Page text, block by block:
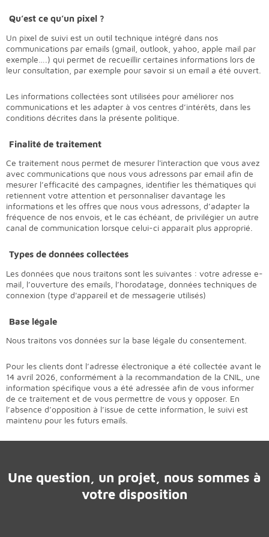
Qu’est ce qu’un pixel ?
Un pixel de suivi est un outil technique intégré dans nos
communications par emails (gmail, outlook, yahoo, apple mail par
exemple….) qui permet de recueillir certaines informations lors de
leur consultation, par exemple pour savoir si un email a été ouvert.
Les informations collectées sont utilisées pour améliorer nos
communications et les adapter à vos centres d’intérêts, dans les
conditions décrites dans la présente politique.
Finalité de traitement
Ce traitement nous permet de mesurer l'interaction que vous avez
avec communications que nous vous adressons par email afin de
mesurer l’efficacité des campagnes, identifier les thématiques qui
retiennent votre attention et personnaliser davantage les
informations et les offres que nous vous adressons, d’adapter la
fréquence de nos envois, et le cas échéant, de privilégier un autre
canal de communication lorsque celui-ci apparaît plus approprié.
Types de données collectées
Les données que nous traitons sont les suivantes : votre adresse e-
mail, l’ouverture des emails, l’horodatage, données techniques de
connexion (type d'appareil et de messagerie utilisés)
Base légale
Nous traitons vos données sur la base légale du consentement.
Pour les clients dont l’adresse électronique a été collectée avant le
14 avril 2026, conformément à la recommandation de la CNIL, une
information spécifique vous a été adressée afin de vous informer
de ce traitement et de vous permettre de vous y opposer. En
l’absence d’opposition à l’issue de cette information, le suivi est
maintenu pour les futurs emails.
Une question, un projet, nous sommes à
votre disposition